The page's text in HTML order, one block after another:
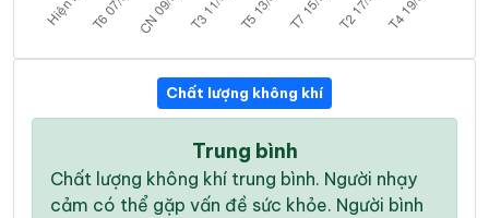
Chất lượng không khí
Trung bình
Chất lượng không khí trung bình. Người nhạy
cảm có thể gặp vấn đề sức khỏe. Người bình